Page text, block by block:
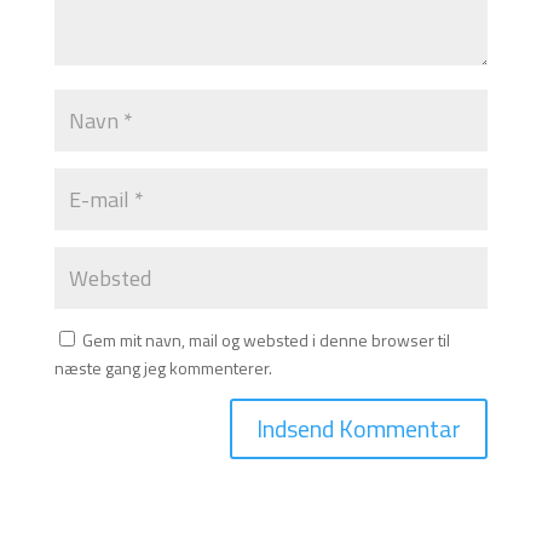
Gem mit navn, mail og websted i denne browser til
næste gang jeg kommenterer.